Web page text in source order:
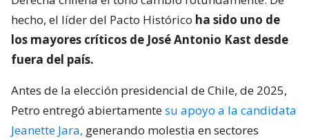
hecho, el líder del Pacto Histórico ha sido uno de
los mayores críticos de José Antonio Kast desde
fuera del país.
Antes de la elección presidencial de Chile, de 2025,
Petro entregó abiertamentesu apoyo a la candidata
Jeanette Jara, generando molestia en sectores